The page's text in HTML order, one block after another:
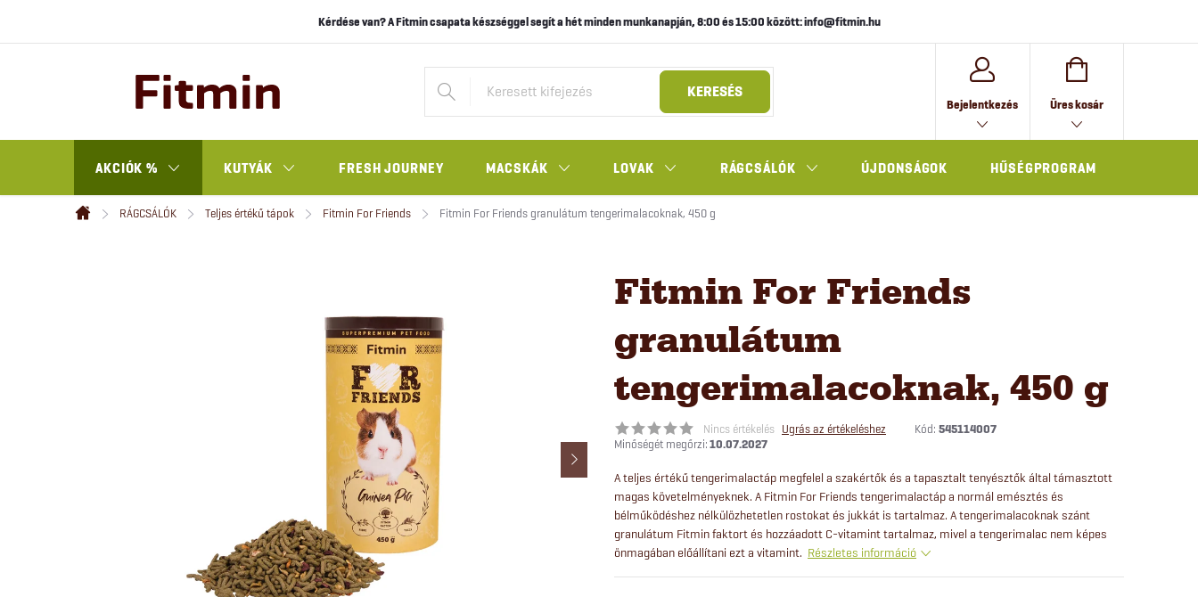
Kérdése van? A Fitmin csapata készséggel segít a hét minden munkanapján, 8:00 és 15:00 között: info@fitmin.hu
KERESÉS
Bejelentkezés KOSÁR
Üres kosár
AKCIÓK % KUTYÁK FRESH JOURNEY MACSKÁK LOVAK RÁGCSÁLÓK ÚJDONSÁGOK HŰSÉGPROGRAM
Kezdőlap
RÁGCSÁLÓK Teljes értékű tápok Fitmin For Friends Fitmin For Friends granulátum tengerimalacoknak, 450 g
Fitmin For Friends
granulátum
tengerimalacoknak, 450 g
Nincs értékelés Ugrás az értékeléshez Kód: 545114007
10.07.2027
A teljes értékű tengerimalactáp megfelel a szakértők és a tapasztalt tenyésztők által támasztott
magas követelményeknek. A Fitmin For Friends tengerimalactáp a normál emésztés és
bélműködéshez nélkülözhetetlen rostokat és jukkát is tartalmaz. A tengerimalacoknak szánt
granulátum Fitmin faktort és hozzáadott C-vitamint tartalmaz, mivel a tengerimalac nem képes
önmagában előállítani ezt a vitamint. Részletes információ